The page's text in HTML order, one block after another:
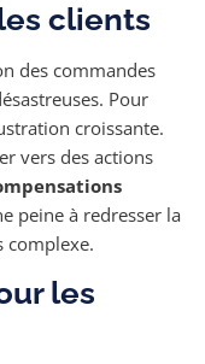
clients
des commandes
Pour
croissante.
vers des actions
peine à redresser la
complexe.
les